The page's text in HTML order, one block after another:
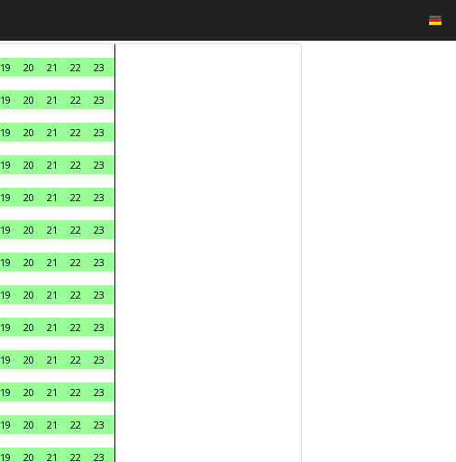
19 20 21 22
23
19 20 21 22
23
19 20 21 22
23
19 20 21 22
23
19 20 21 22
23
19 20 21 22
23
19 20 21 22
23
19 20 21 22
23
19 20 21 22
23
19 20 21 22
23
19 20 21 22
23
19 20 21 22
23
19 20 21 22
23